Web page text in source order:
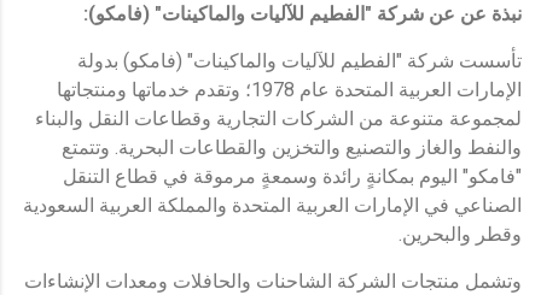
نبذة عن عن شركة "الفطيم للآليات والماكينات" (فامكو):
تأسست شركة "الفطيم للآليات والماكينات" (فامكو) بدولة
الإمارات العربية المتحدة عام 1978؛ وتقدم خدماتها ومنتجاتها
لمجموعة متنوعة من الشركات التجارية وقطاعات النقل والبناء
والنفط والغاز والتصنيع والتخزين والقطاعات البحرية. وتتمتع
"فامكو" اليوم بمكانةٍ رائدة وسمعةٍ مرموقة في قطاع التنقل
الصناعي في الإمارات العربية المتحدة والمملكة العربية السعودية
وقطر والبحرين.
وتشمل منتجات الشركة الشاحنات والحافلات ومعدات الإنشاءات